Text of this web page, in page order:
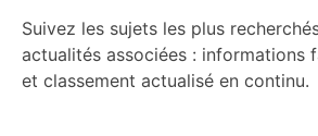
Suivez les sujets les plus
actualités associées : informations
et classement actualisé en continu.